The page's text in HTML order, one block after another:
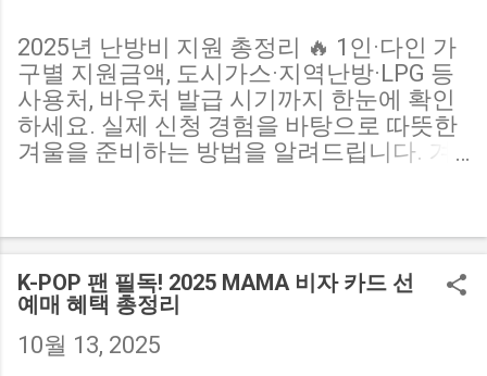
2025년 난방비 지원 총정리 🔥 1인·다인 가
구별 지원금액, 도시가스·지역난방·LPG 등
사용처, 바우처 발급 시기까지 한눈에 확인
하세요. 실제 신청 경험을 바탕으로 따뜻한
겨울을 준비하는 방법을 알려드립니다. 겨
면서, 정부의 난방비 지원 제도에 관심이 높
아지고 있습니다. 저 역시 1인 가구로 살면
서 난방비 부담이 컸는데, ‘에너지 바우처’
제도를 알게 된 후 큰 도움이 됐습니다. 이번
글에서는 지원 금액, 사용처, 지급 시기 를
중심으로 난방비 지원 제도를 완벽히 정리
K-POP 팬 필독! 2025 MAMA 비자 카드 선
예매 혜택 총정리
10월 13, 2025